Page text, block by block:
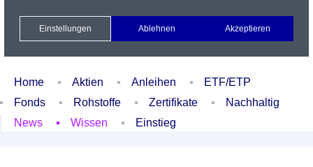
Xetra Realtime
Watchlist Portfolio Login
Home Aktien Anleihen
ETF/ETP
Fonds
Rohstoffe Zertifikate
Nachhaltig
News
Wissen Einstieg
Einstellungen Ablehnen Akzeptieren